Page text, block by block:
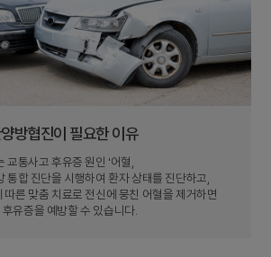
방협진이 필요한 이유
교통사고 후유증 원인 '어혈,
통합 진단을 시행하여 환자 상태를 진단하고,
따른 맞춤 치료로 전신에 뭉친 어혈을 제거하면
유증을 예방할 수 있습니다.